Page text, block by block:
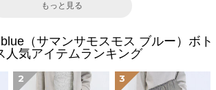
もっと見る
（サマンサモスモス ブルー）ボト
人気アイテムランキング
2 3